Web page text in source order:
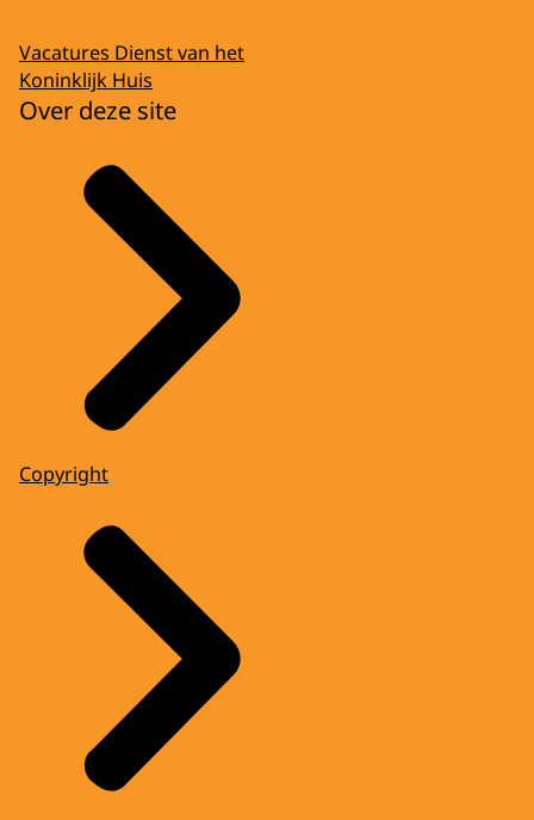
Vacatures Dienst van het
Koninklijk Huis
Over deze site
Copyright